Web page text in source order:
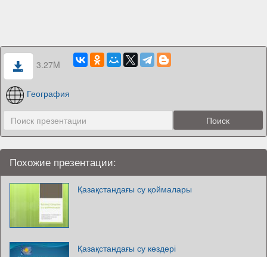
3.27M
География
Похожие презентации:
Қазақстандағы су қоймалары
Қазақстандағы су көздері